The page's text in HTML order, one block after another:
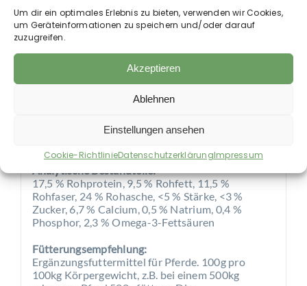
Um dir ein optimales Erlebnis zu bieten, verwenden wir Cookies,
um Geräteinformationen zu speichern und/oder darauf
zuzugreifen.
Akzeptieren
Ablehnen
Einstellungen ansehen
Cookie-RichtlinieDatenschutzerklärungImpressum
Geschmacksverstärker:
L-Glutaminsäure (2b620) 10 g,
Aromastoffvormischung 302 mg
Bindemittel/Trennmittel:
Bentonit-Montmorillonit (1m558i) 7,7 g, Sepiolith
Konservierungsstoffe:
17,5 % Rohprotein, 9,5 % Rohfett, 11,5 %
Rohfaser, 24 % Rohasche, <5 % Stärke, <3 %
Zucker, 6,7 % Calcium, 0,5 % Natrium, 0,4 %
Phosphor, 2,3 % Omega-3-Fettsäuren
Fütterungsempfehlung:
Ergänzungsfuttermittel für Pferde. 100g pro
100kg Körpergewicht, z.B. bei einem 500kg